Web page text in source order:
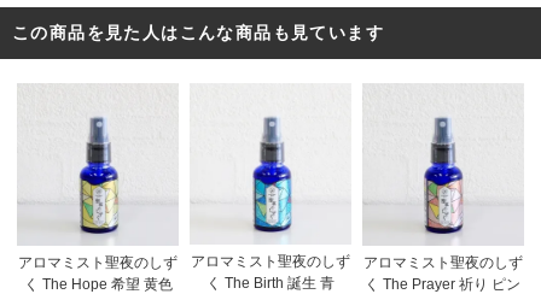
この商品を見た人はこんな商品も見ています
アロマミスト聖夜のしず
く The Hope 希望 黄色
アロマミスト聖夜のしず
く The Birth 誕生 青
アロマミスト聖夜のしず
く The Prayer 祈り ピン